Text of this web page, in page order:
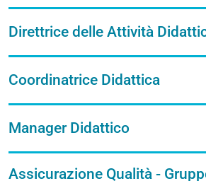
Direttrice delle Attività
Coordinatrice Didattica
Manager Didattico
Assicurazione Qualità -